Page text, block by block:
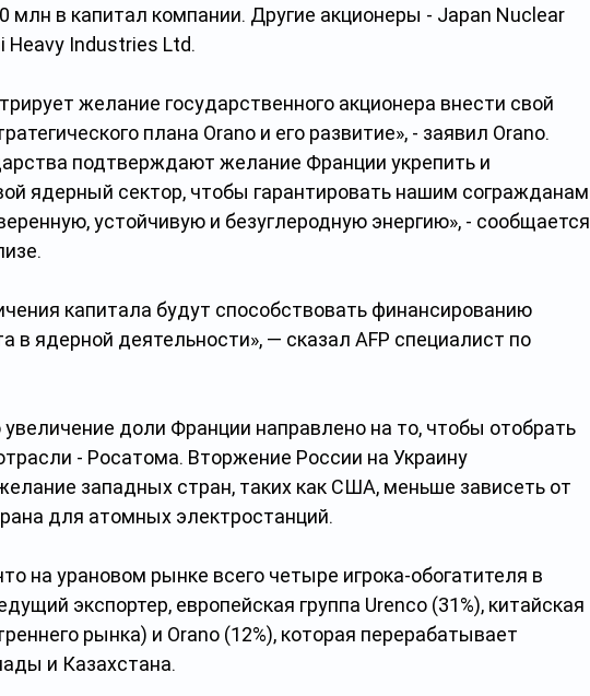
млн в капитал компании. Другие акционеры - Japan Nuclear
Heavy Industries Ltd.
желание государственного акционера внести свой
плана Orano и его развитие», - заявил Orano.
подтверждают желание Франции укрепить и
ядерный сектор, чтобы гарантировать нашим согражданам
устойчивую и безуглеродную энергию», - сообщается
капитала будут способствовать финансированию
в ядерной деятельности», — сказал AFP специалист по
увеличение доли Франции направлено на то, чтобы отобрать
- Росатома. Вторжение России на Украину
западных стран, таких как США, меньше зависеть от
для атомных электростанций.
на урановом рынке всего четыре игрока-обогатителя в
экспортер, европейская группа Urenco (31%), китайская
рынка) и Orano (12%), которая перерабатывает
и Казахстана.